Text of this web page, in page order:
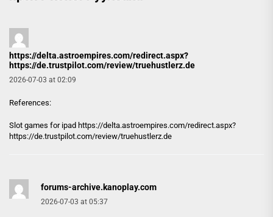
https://delta.astroempires.com/redirect.aspx?
https://de.trustpilot.com/review/truehustlerz.de
2026-07-03 at 02:09
References:
Slot games for ipad https://delta.astroempires.com/redirect.aspx?
https://de.trustpilot.com/review/truehustlerz.de
forums-archive.kanoplay.com
2026-07-03 at 05:37